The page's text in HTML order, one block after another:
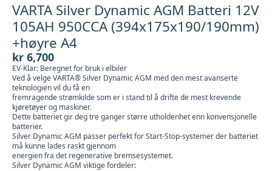
VARTA Silver Dynamic AGM Batteri 12V
105AH 950CCA (394x175x190/190mm)
+høyre A4
kr 6,700
EV-Klar: Beregnet for bruk i elbiler
Ved å velge VARTA® Silver Dynamic AGM med den mest avanserte
teknologien vil du få en
fremragende strømkilde som er i stand til å drifte de mest krevende
kjøretøyer og maskiner.
Dette batteriet gir deg tre ganger større utholdenhet enn konvensjonelle
batterier.
Silver Dynamic AGM passer perfekt for Start-Stop-systemer der batteriet
må kunne lades raskt gjennom
energien fra det regenerative bremsesystemet.
Silver Dynamic AGM viktige fordeler: